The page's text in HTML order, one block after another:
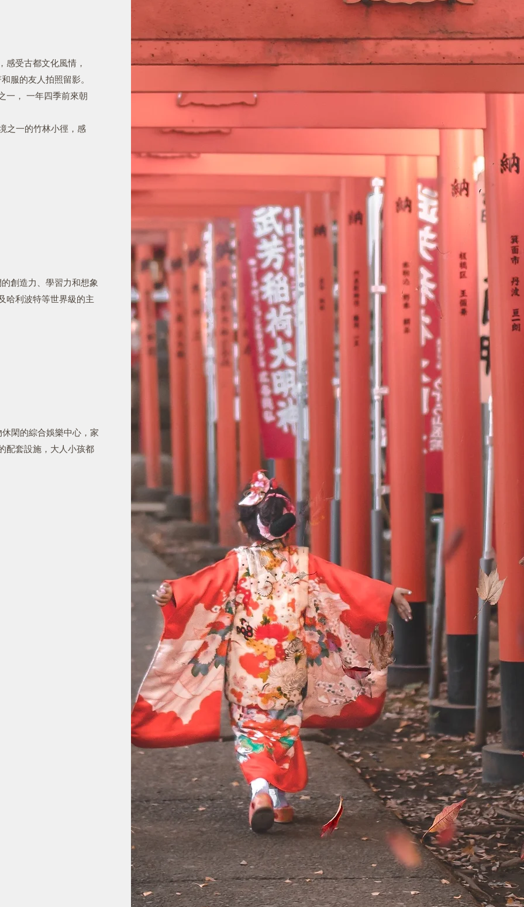
感受古都文化風情，
服的友人拍照留影。
一， 一年四季前來朝
之一的竹林小徑，感
創造力、學習力和想象
哈利波特等世界級的主
閑的綜合娛樂中心，家
配套設施，大人小孩都